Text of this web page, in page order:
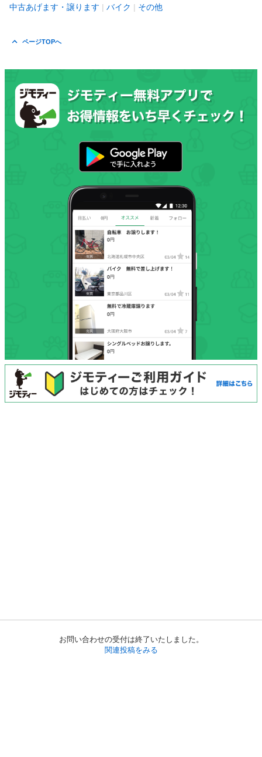
お問い合わせの受付は終了いたしました。
関連投稿をみる
中古あげます・譲ります バイク その他
ページTOPへ